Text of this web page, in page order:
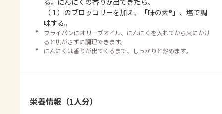
る。にんにくの香りが出てきたら、
（１）のブロッコリーを加え、「味の素®」、塩で調
味する。
＊
フライパンにオリーブオイル、にんにくを入れてから火にかけ
ると焦がさずに調理できます。
＊
にんにくは香りが出てくるまで、しっかりと炒めます。
栄養情報（1人分）